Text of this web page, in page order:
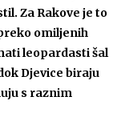
Za Rakove je to
omiljenih
leopardasti šal
Djevice biraju
s raznim